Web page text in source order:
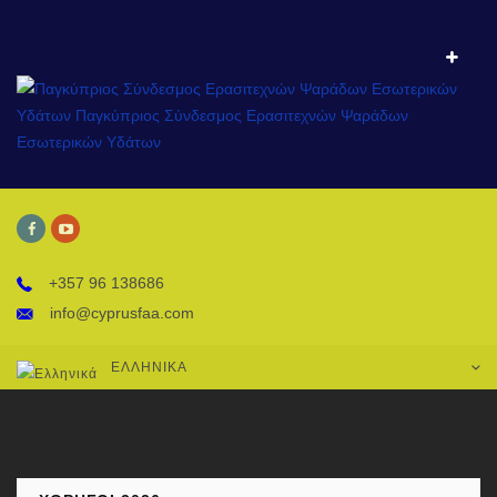
+357 96 138686
info@cyprusfaa.com
ΕΛΛΗΝΙΚΆ